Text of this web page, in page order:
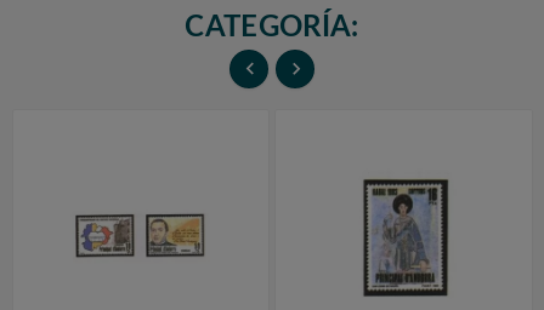
CATEGORÍA:
 